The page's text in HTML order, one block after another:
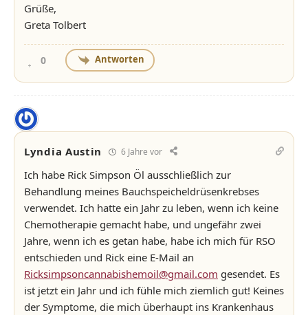
Grüße,
Greta Tolbert
0 Antworten
Lyndia Austin 6 Jahre vor
Ich habe Rick Simpson Öl ausschließlich zur
Behandlung meines Bauchspeicheldrüsenkrebses
verwendet. Ich hatte ein Jahr zu leben, wenn ich keine
Chemotherapie gemacht habe, und ungefähr zwei
Jahre, wenn ich es getan habe, habe ich mich für RSO
entschieden und Rick eine E-Mail an
Ricksimpsoncannabishemoil@gmail.com gesendet. Es
ist jetzt ein Jahr und ich fühle mich ziemlich gut! Keines
der Symptome, die mich überhaupt ins Krankenhaus